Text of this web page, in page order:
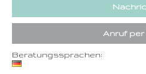
Anruf per
Beratungssprachen: